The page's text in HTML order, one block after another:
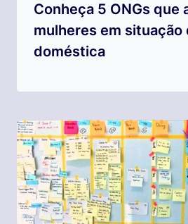
Conheça 5 ONGs que
mulheres em situação
doméstica